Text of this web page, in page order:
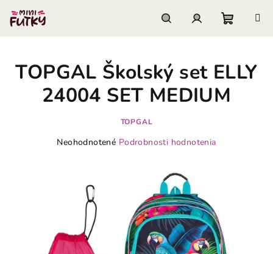
obsah
košík
TOPGAL Školský set ELLY
24004 SET MEDIUM
TOPGAL
Priemerné
hviezdičiek.
Neohodnotené Podrobnosti hodnotenia